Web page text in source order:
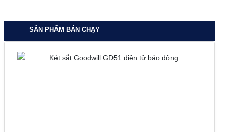
SẢN PHẨM BÁN CHẠY